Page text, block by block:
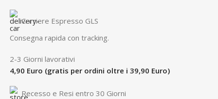
Corriere Espresso GLS
Consegna rapida con tracking.
2-3 Giorni lavorativi
4,90 Euro (gratis per ordini oltre i 39,90 Euro)
Recesso e Resi entro 30 Giorni